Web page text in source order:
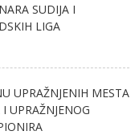
SUDIJA I
LIGA
UPRAŽNJENIH MESTA
UPRAŽNJENOG